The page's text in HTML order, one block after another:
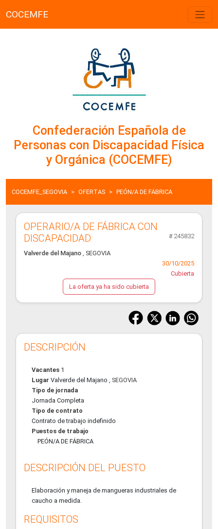
COCEMFE
Confederación Española de
Personas con Discapacidad Física
y Orgánica (COCEMFE)
COCEMFE_SEGOVIA OFERTAS PEÓN/A DE FÁBRICA
OPERARIO/A DE FÁBRICA CON
DISCAPACIDAD
# 245832
Valverde del Majano , SEGOVIA
30/10/2025
Cubierta
La oferta ya ha sido cubierta
DESCRIPCIÓN
Vacantes 1
Lugar Valverde del Majano , SEGOVIA
Tipo de jornada
Jornada Completa
Tipo de contrato
Contrato de trabajo indefinido
Puestos de trabajo
PEÓN/A DE FÁBRICA
DESCRIPCIÓN DEL PUESTO
Elaboración y maneja de mangueras industriales de
caucho a medida.
REQUISITOS